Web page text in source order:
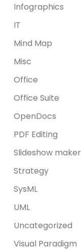
Infographics
IT
Mind Map
Misc
Office
Office Suite
OpenDocs
PDF Editing
Slideshow maker
Strategy
SysML
UML
Uncategorized
Visual Paradigm